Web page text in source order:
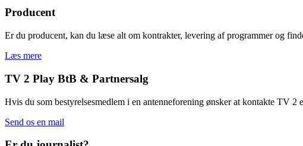
Producent
Er du producent, kan du læse alt om kontrakter, levering af programmer og
Læs mere
TV 2 Play BtB & Partnersalg
Hvis du som bestyrelsesmedlem i en antenneforening ønsker at kontakte TV
Send os en mail